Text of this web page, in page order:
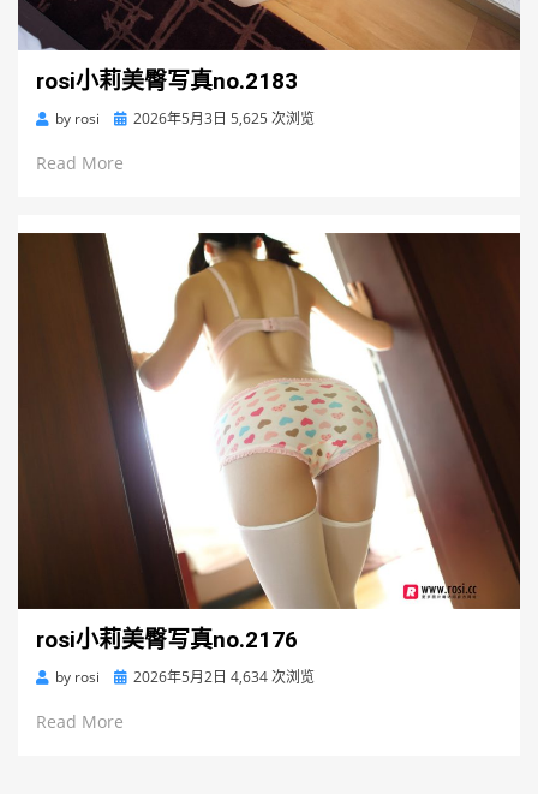
rosi小莉美臀写真no.2183
by rosi
Posted2026年5月3日 5,625 次浏览
Read More
rosi小莉美臀写真no.2176
by rosi
Posted2026年5月2日 4,634 次浏览
Read More